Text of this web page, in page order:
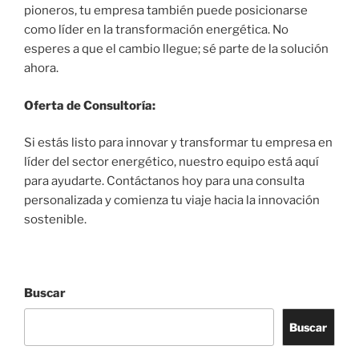
pioneros, tu empresa también puede posicionarse
como líder en la transformación energética. No
esperes a que el cambio llegue; sé parte de la solución
ahora.
Oferta de Consultoría:
Si estás listo para innovar y transformar tu empresa en
líder del sector energético, nuestro equipo está aquí
para ayudarte. Contáctanos hoy para una consulta
personalizada y comienza tu viaje hacia la innovación
sostenible.
Buscar
Buscar